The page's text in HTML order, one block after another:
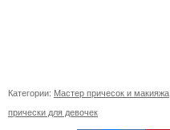
Категории: Мастер причесок и макияжа
прически для девочек